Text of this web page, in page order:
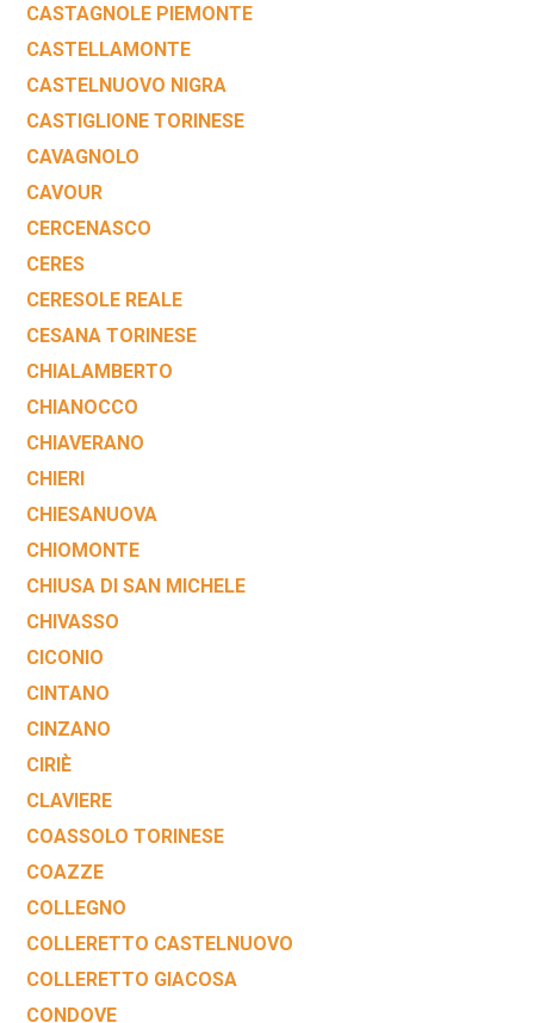
CASTAGNOLE PIEMONTE
CASTELLAMONTE
CASTELNUOVO NIGRA
CASTIGLIONE TORINESE
CAVAGNOLO
CAVOUR
CERCENASCO
CERES
CERESOLE REALE
CESANA TORINESE
CHIALAMBERTO
CHIANOCCO
CHIAVERANO
CHIERI
CHIESANUOVA
CHIOMONTE
CHIUSA DI SAN MICHELE
CHIVASSO
CICONIO
CINTANO
CINZANO
CIRIÈ
CLAVIERE
COASSOLO TORINESE
COAZZE
COLLEGNO
COLLERETTO CASTELNUOVO
COLLERETTO GIACOSA
CONDOVE